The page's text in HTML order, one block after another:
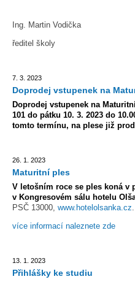
Ing. Martin Vodička
ředitel školy
7. 3. 2023
Doprodej vstupenek na
Doprodej vstupenek na
101 do pátku 10. 3. 2023 do
tomto termínu, na plese již
26. 1. 2023
Maturitní ples
V letošním roce se ples koná v
v Kongresovém sálu hotelu
PSČ 13000, www.hotelolsanka.cz.
více informací naleznete zde
13. 1. 2023
Přihlášky ke studiu